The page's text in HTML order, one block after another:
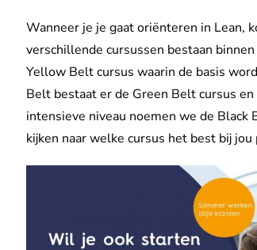
Wanneer je je gaat oriënteren in Lean,
verschillende cursussen bestaan
Yellow Belt cursus waarin de basis
Belt bestaat er de Green Belt cursus
intensieve niveau noemen we de Black
kijken naar welke cursus het best bij jou